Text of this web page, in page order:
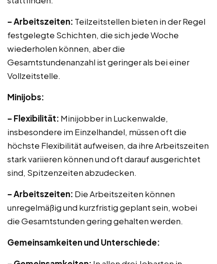
– Arbeitszeiten: Teilzeitstellen bieten in der Regel
festgelegte Schichten, die sich jede Woche
wiederholen können, aber die
Gesamtstundenanzahl ist geringer als bei einer
Vollzeitstelle.
Minijobs:
– Flexibilität: Minijobber in Luckenwalde,
insbesondere im Einzelhandel, müssen oft die
höchste Flexibilität aufweisen, da ihre Arbeitszeiten
stark variieren können und oft darauf ausgerichtet
sind, Spitzenzeiten abzudecken.
– Arbeitszeiten: Die Arbeitszeiten können
unregelmäßig und kurzfristig geplant sein, wobei
die Gesamtstunden gering gehalten werden.
Gemeinsamkeiten und Unterschiede: